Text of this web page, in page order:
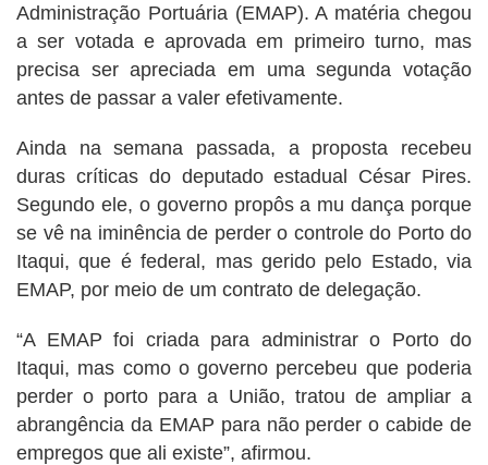
Administração Portuária (EMAP). A matéria chegou
a ser votada e aprovada em primeiro turno, mas
precisa ser apreciada em uma segunda votação
antes de passar a valer efetivamente.
Ainda na semana passada, a proposta recebeu
duras críticas do deputado estadual César Pires.
Segundo ele, o governo propôs a mu dança porque
se vê na iminência de perder o controle do Porto do
Itaqui, que é federal, mas gerido pelo Estado, via
EMAP, por meio de um contrato de delegação.
“A EMAP foi criada para administrar o Porto do
Itaqui, mas como o governo percebeu que poderia
perder o porto para a União, tratou de ampliar a
abrangência da EMAP para não perder o cabide de
empregos que ali existe”, afirmou.